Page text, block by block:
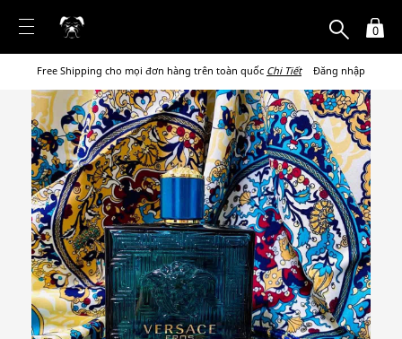
0
Free Shipping cho mọi đơn hàng trên toàn quốc Chi Tiết Đăng nhập